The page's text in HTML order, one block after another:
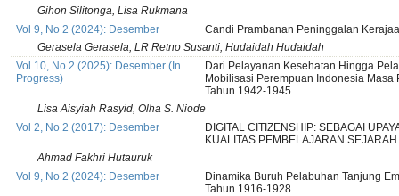
Gihon Silitonga, Lisa Rukmana
Vol 9, No 2 (2024): Desember
Candi Prambanan Peninggalan
Gerasela Gerasela, LR Retno Susanti, Hudaidah Hudaidah
Vol 10, No 2 (2025): Desember (In
Progress)
Dari Pelayanan Kesehatan Hingga
Mobilisasi Perempuan Indonesia Masa
Tahun 1942-1945
Lisa Aisyiah Rasyid, Olha S. Niode
Vol 2, No 2 (2017): Desember
DIGITAL CITIZENSHIP: SEBAGAI
KUALITAS PEMBELAJARAN
Ahmad Fakhri Hutauruk
Vol 9, No 2 (2024): Desember
Dinamika Buruh Pelabuhan Tanjung
Tahun 1916-1928